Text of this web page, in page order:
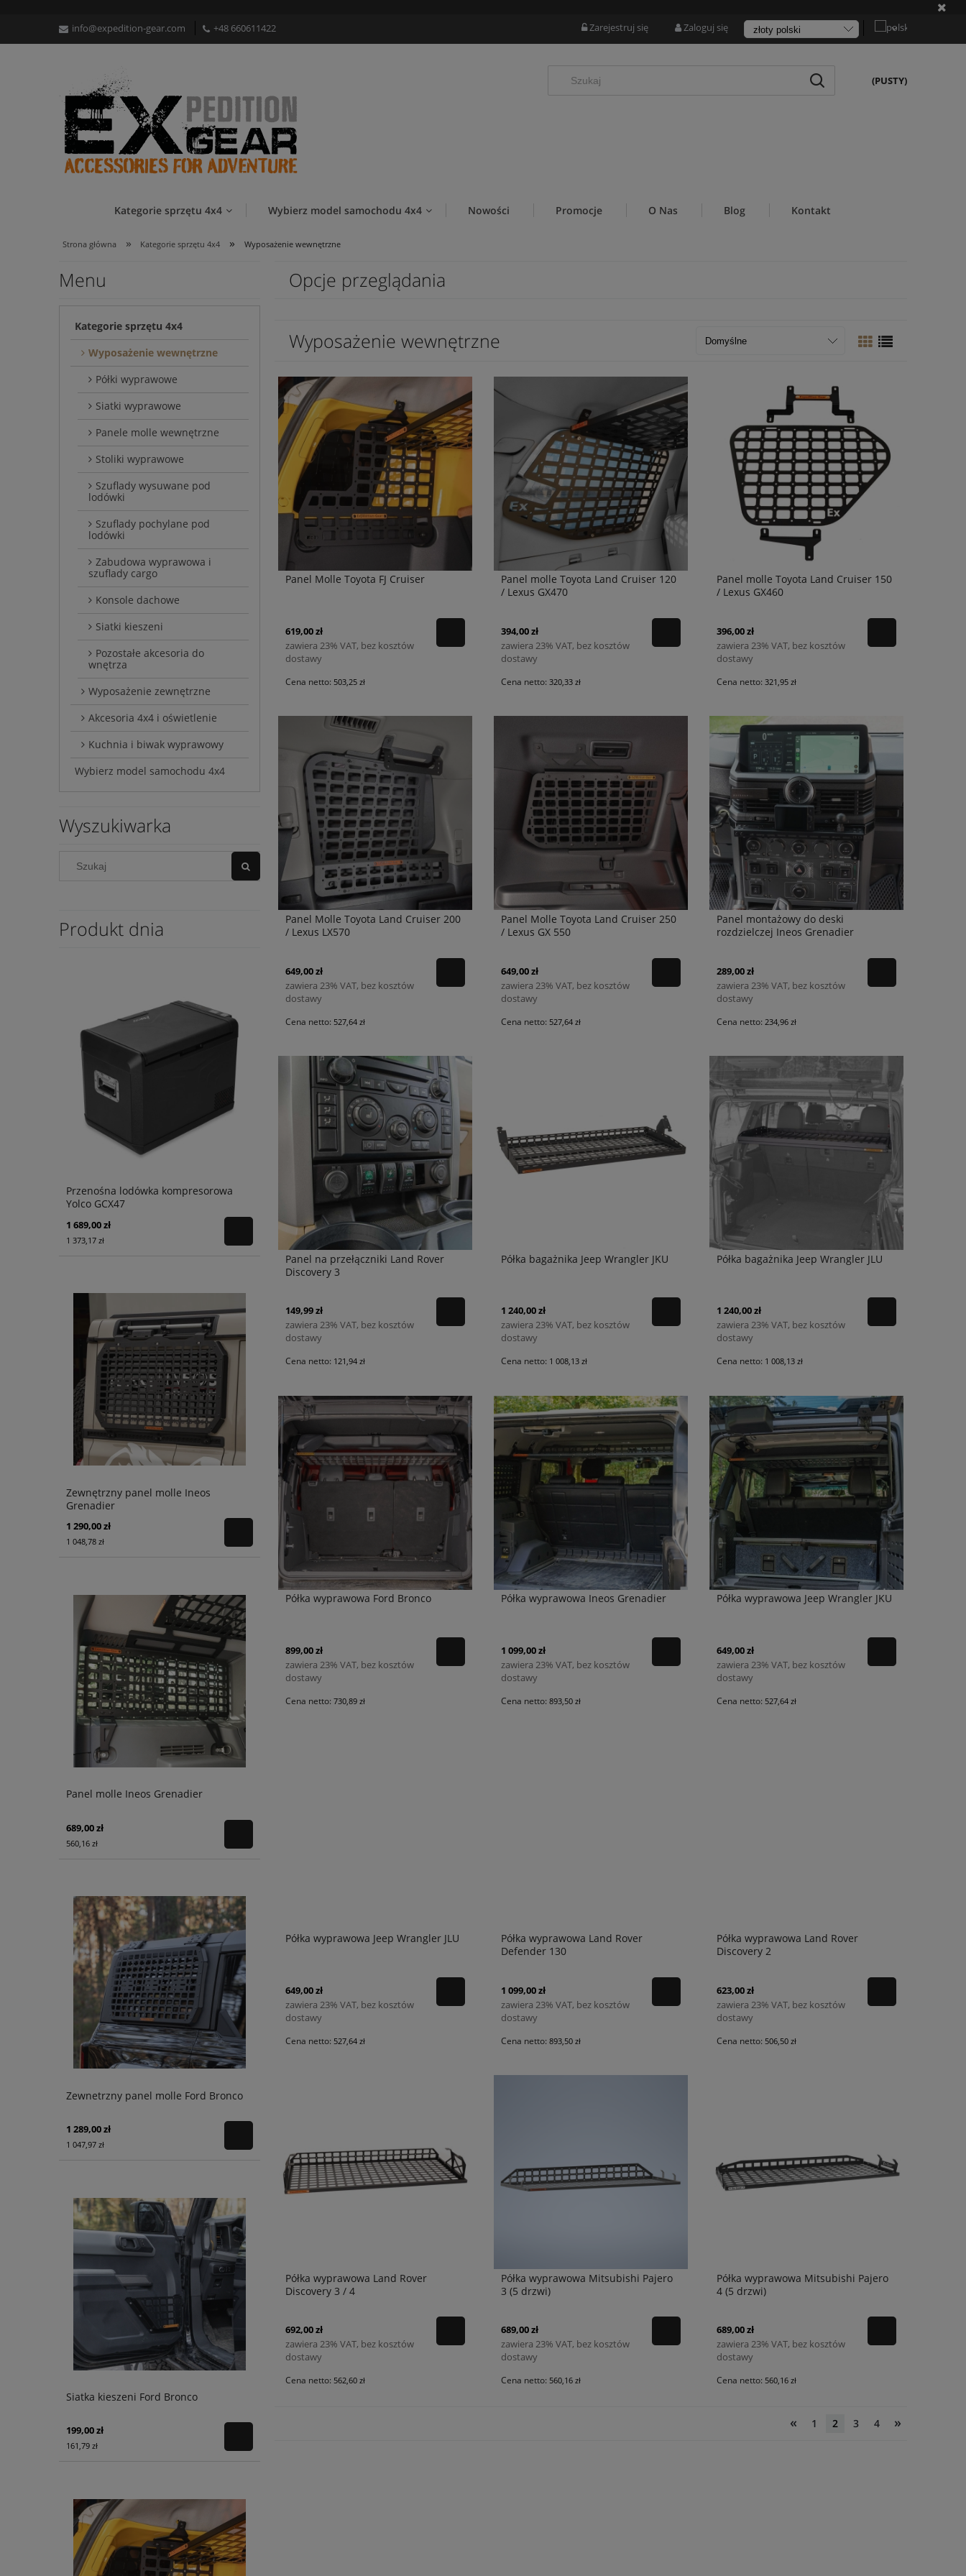
info@expedition-gear.com +48 660611422 Zarejestruj się Zaloguj się
(PUSTY)
Kategorie sprzętu 4x4 Wybierz model samochodu 4x4 Nowości Promocje O Nas Blog Kontakt
Strona główna » Kategorie sprzętu 4x4 » Wyposażenie wewnętrzne
Menu
Kategorie sprzętu 4x4
Wyposażenie wewnętrzne
Półki wyprawowe
Siatki wyprawowe
Panele molle wewnętrzne
Stoliki wyprawowe
Szuflady wysuwane pod
lodówki
Szuflady pochylane pod
lodówki
Zabudowa wyprawowa i
szuflady cargo
Konsole dachowe
Siatki kieszeni
Pozostałe akcesoria do
wnętrza
Wyposażenie zewnętrzne
Akcesoria 4x4 i oświetlenie
Kuchnia i biwak wyprawowy
Wybierz model samochodu 4x4
Wyszukiwarka
Produkt dnia
Przenośna lodówka kompresorowa
Yolco GCX47
1 689,00 zł
1 373,17 zł
Zewnętrzny panel molle Ineos
Grenadier
1 290,00 zł
1 048,78 zł
Panel molle Ineos Grenadier
689,00 zł
560,16 zł
Zewnetrzny panel molle Ford Bronco
1 289,00 zł
1 047,97 zł
Siatka kieszeni Ford Bronco
199,00 zł
161,79 zł
Opcje przeglądania
Wyposażenie wewnętrzne
Panel Molle Toyota FJ Cruiser
619,00 zł
zawiera 23% VAT, bez kosztów
dostawy
Cena netto: 503,25 zł
Panel molle Toyota Land Cruiser 120
/ Lexus GX470
394,00 zł
zawiera 23% VAT, bez kosztów
dostawy
Cena netto: 320,33 zł
Panel molle Toyota Land Cruiser 150
/ Lexus GX460
396,00 zł
zawiera 23% VAT, bez kosztów
dostawy
Cena netto: 321,95 zł
Panel Molle Toyota Land Cruiser 200
/ Lexus LX570
649,00 zł
zawiera 23% VAT, bez kosztów
dostawy
Cena netto: 527,64 zł
Panel Molle Toyota Land Cruiser 250
/ Lexus GX 550
649,00 zł
zawiera 23% VAT, bez kosztów
dostawy
Cena netto: 527,64 zł
Panel montażowy do deski
rozdzielczej Ineos Grenadier
289,00 zł
zawiera 23% VAT, bez kosztów
dostawy
Cena netto: 234,96 zł
Panel na przełączniki Land Rover
Discovery 3
149,99 zł
zawiera 23% VAT, bez kosztów
dostawy
Cena netto: 121,94 zł
Półka bagażnika Jeep Wrangler JKU
1 240,00 zł
zawiera 23% VAT, bez kosztów
dostawy
Cena netto: 1 008,13 zł
Półka bagażnika Jeep Wrangler JLU
1 240,00 zł
zawiera 23% VAT, bez kosztów
dostawy
Cena netto: 1 008,13 zł
Półka wyprawowa Ford Bronco
899,00 zł
zawiera 23% VAT, bez kosztów
dostawy
Cena netto: 730,89 zł
Półka wyprawowa Ineos Grenadier
1 099,00 zł
zawiera 23% VAT, bez kosztów
dostawy
Cena netto: 893,50 zł
Półka wyprawowa Jeep Wrangler JKU
649,00 zł
zawiera 23% VAT, bez kosztów
dostawy
Cena netto: 527,64 zł
Półka wyprawowa Jeep Wrangler JLU
649,00 zł
zawiera 23% VAT, bez kosztów
dostawy
Cena netto: 527,64 zł
Półka wyprawowa Land Rover
Defender 130
1 099,00 zł
zawiera 23% VAT, bez kosztów
dostawy
Cena netto: 893,50 zł
Półka wyprawowa Land Rover
Discovery 2
623,00 zł
zawiera 23% VAT, bez kosztów
dostawy
Cena netto: 506,50 zł
Półka wyprawowa Land Rover
Discovery 3 / 4
692,00 zł
zawiera 23% VAT, bez kosztów
dostawy
Cena netto: 562,60 zł
Półka wyprawowa Mitsubishi Pajero
3 (5 drzwi)
689,00 zł
zawiera 23% VAT, bez kosztów
dostawy
Cena netto: 560,16 zł
Półka wyprawowa Mitsubishi Pajero
4 (5 drzwi)
689,00 zł
zawiera 23% VAT, bez kosztów
dostawy
Cena netto: 560,16 zł
« 1 2 3 4 »